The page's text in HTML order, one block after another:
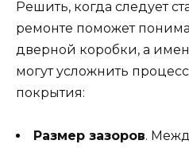
Решить, когда следует
ремонте поможет
дверной коробки, а
могут усложнить
покрытия:
Размер зазоров.